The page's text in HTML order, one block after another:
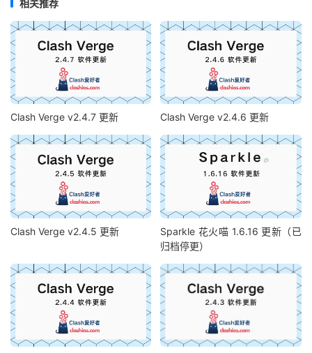
相关推荐
Clash Verge v2.4.7 更新 Clash Verge v2.4.6 更新
Clash Verge v2.4.5 更新
Sparkle 花火喵 1.6.16 更新（已
归档停更）